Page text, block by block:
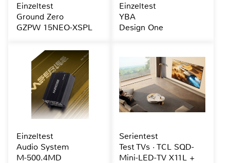
Einzeltest
Ground Zero
GZPW 15NEO-XSPL
Einzeltest
YBA
Design One
Einzeltest
Audio System
M-500.4MD
Serientest
Test TVs · TCL SQD-
Mini-LED-TV X11L +